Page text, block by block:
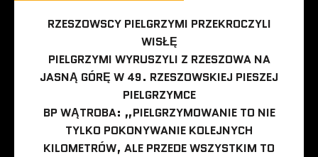
RZESZOWSCY PIELGRZYMI PRZEKROCZYLI
WISŁĘ
PIELGRZYMI WYRUSZYLI Z RZESZOWA NA
JASNĄ GÓRĘ W 49. RZESZOWSKIEJ PIESZEJ
PIELGRZYMCE
BP WĄTROBA: „PIELGRZYMOWANIE TO NIE
TYLKO POKONYWANIE KOLEJNYCH
KILOMETRÓW, ALE PRZEDE WSZYSTKIM TO